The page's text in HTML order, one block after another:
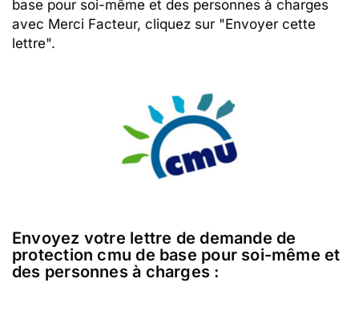
base pour soi-même et des personnes à charges
avec Merci Facteur, cliquez sur "Envoyer cette
lettre".
Envoyez votre lettre de demande de
protection cmu de base pour soi-même et
des personnes à charges :